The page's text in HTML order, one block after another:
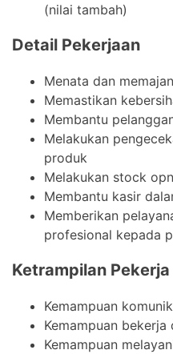
(nilai tambah)
Detail Pekerjaan
Menata dan
Memastikan
Membantu
Melakukan
produk
Melakukan stock
Membantu kasir
Memberikan
profesional kepada
Ketrampilan Pekerja
Kemampuan
Kemampuan bekerja
Kemampuan